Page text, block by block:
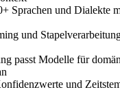
Sprachen und Dialekte
und
passt Modelle für
und